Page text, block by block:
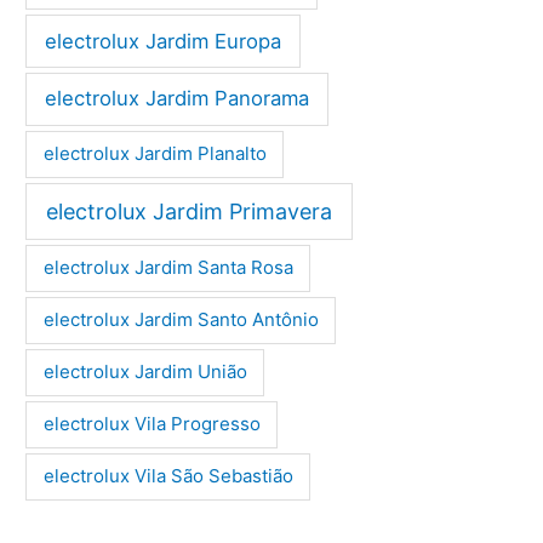
electrolux Jardim Europa
electrolux Jardim Panorama
electrolux Jardim Planalto
electrolux Jardim Primavera
electrolux Jardim Santa Rosa
electrolux Jardim Santo Antônio
electrolux Jardim União
electrolux Vila Progresso
electrolux Vila São Sebastião